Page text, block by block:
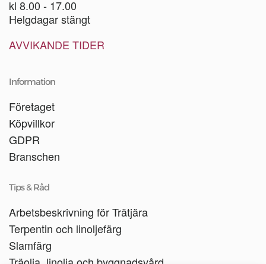
kl 8.00 - 17.00
Helgdagar stängt
AVVIKANDE TIDER
Information
Företaget
Köpvillkor
GDPR
Branschen
Tips & Råd
Arbetsbeskrivning för Trätjära
Terpentin och linoljefärg
Slamfärg